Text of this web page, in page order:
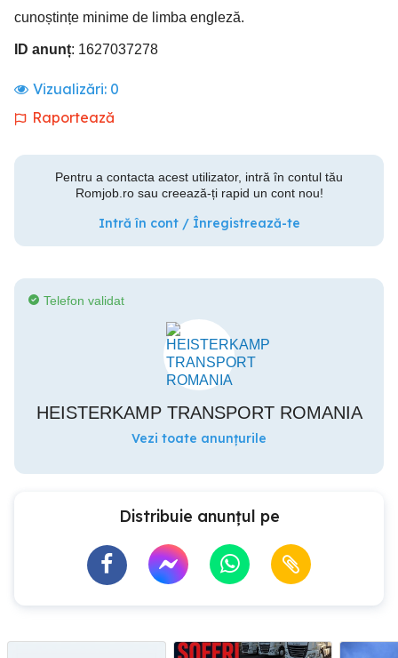
cunoștințe minime de limba engleză.
ID anunț: 1627037278
Vizualizări: 0
Raportează
Pentru a contacta acest utilizator, intră în contul tău
Romjob.ro sau creează-ți rapid un cont nou!
Intră în cont / Înregistrează-te
Telefon validat
HEISTERKAMP TRANSPORT ROMANIA
Vezi toate anunțurile
Distribuie anunțul pe